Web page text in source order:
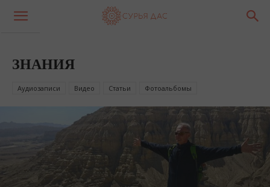
ЗНАНИЯ
Аудиозаписи Видео Статьи Фотоальбомы